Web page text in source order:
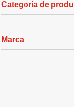
Categoría de
Marca